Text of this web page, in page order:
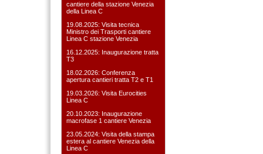
cantiere della stazione Venezia
della Linea C
19.08.2025: Visita tecnica
Ministro dei Trasporti cantiere
Linea C stazione Venezia
16.12.2025: Inaugurazione tratta
T3
18.02.2026: Conferenza
apertura cantieri tratta T2 e T1
19.03.2026: Visita Eurocities
Linea C
20.10.2023: Inaugurazione
macrofase 1 cantiere Venezia
23.05.2024: Visita della stampa
estera al cantiere Venezia della
Linea C